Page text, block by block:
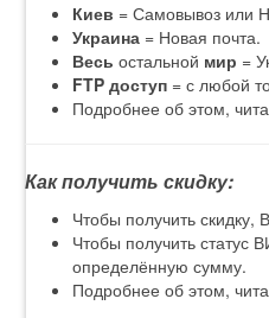
Киев = Самовывоз или
Украина = Новая почта.
Весь остальной мир =
FTP доступ = с любой
Подробнее об этом,
Как получить скидку:
Чтобы получить скидку,
Чтобы получить статус
определённую сумму.
Подробнее об этом,